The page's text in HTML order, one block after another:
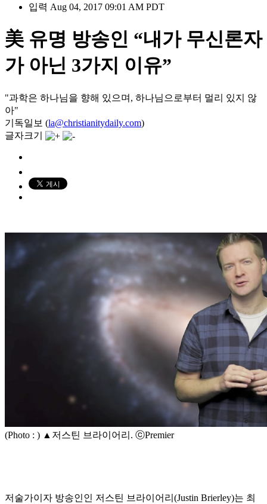
입력 Aug 04, 2017 09:01 AM PDT
美 유명 방송인 “내가 무신론자
가 아닌 3가지 이유”
"과학은 하나님을 향해 있으며, 하나님으로부터 멀리 있지 않
아"
기독일보 (la@christianitydaily.com)
글자크기
(Photo : ) ▲저스틴 브라이어리. ⓒPremier
저술가이자 방송인인 저스틴 브라이어리(Justin Brierley)는 최